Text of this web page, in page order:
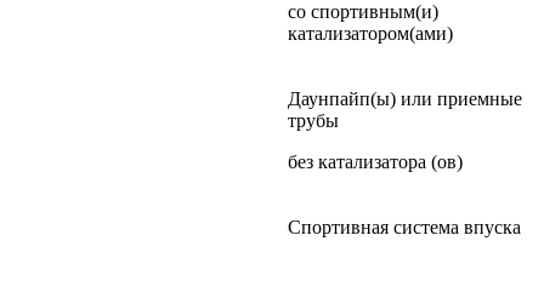
со спортивным(и)
катализатором(ами)
Даунпайп(ы) или приемные
трубы
без катализатора (ов)
Спортивная система впуска